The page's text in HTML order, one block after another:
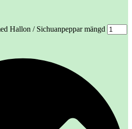
Hallon / Sichuanpeppar mängd